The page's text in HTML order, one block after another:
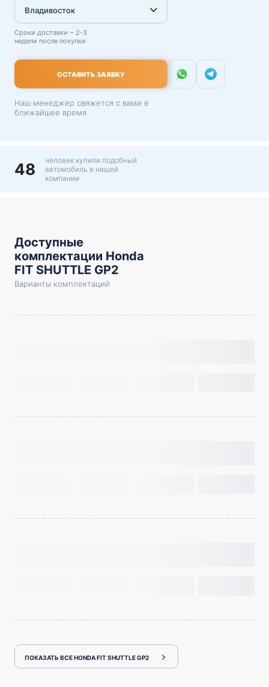
Сроки доставки ~ 2-3
недели после покупки
ОСТАВИТЬ ЗАЯВКУ
Наш менеджер свяжется с вами в
ближайшее время
48
человек купили подобный
автомобиль в нашей
компании
Доступные
комплектации Honda
FIT SHUTTLE GP2
Варианты комплектаций
ПОКАЗАТЬ ВСЕ HONDA FIT SHUTTLE GP2